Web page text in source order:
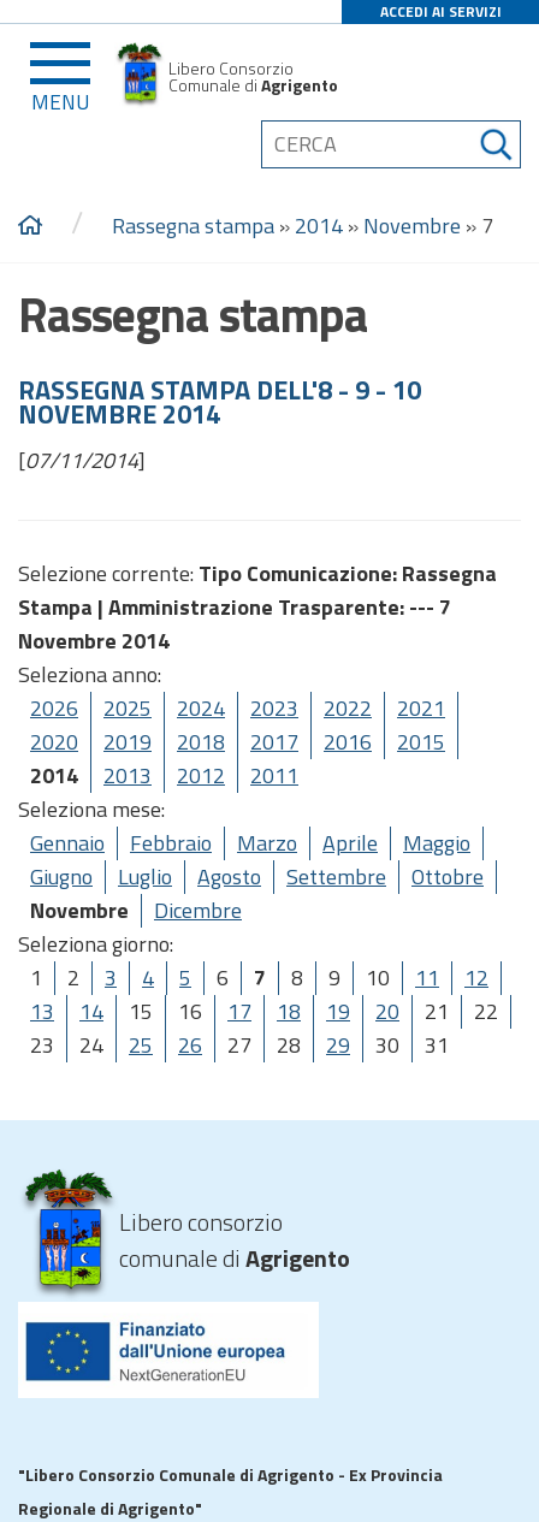
ACCEDI AI SERVIZI
MENU
Libero Consorzio
Comunale diAgrigento
/ Rassegna stampa»2014»Novembre »7
Rassegna stampa
RASSEGNA STAMPA DELL'8 - 9 - 10
NOVEMBRE 2014
[07/11/2014]
Selezione corrente: Tipo Comunicazione: Rassegna
Stampa |Amministrazione Trasparente: --- 7
Novembre 2014
Seleziona anno:
2026
2025 2024 2023 2022
2021
2020
2019 2018 2017 2016
2015
2014
2013 2012
2011
Seleziona mese:
Gennaio
Febbraio Marzo Aprile
Maggio
Giugno
Luglio Agosto Settembre
Ottobre
Novembre
Dicembre
Seleziona giorno:
1
2 3 4 5 6 7 8 9 10 11
12
13
14 15 16 17 18 19 20 21
22
23
24 25 26 27 28 29 30 31
Libero consorzio
comunale diAgrigento
"Libero Consorzio Comunale di Agrigento - Ex Provincia
Regionale di Agrigento"